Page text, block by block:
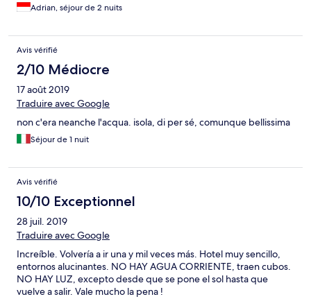
The rest were “broken”, which we found out after asking to be
moved to a different bungalow as the shape of ours was bad
Staff consisted of 10 youths who appeared to have barely hit
puberty and were managed by a hardly communicating man
who appeared to be in charge as he collected receipts and
counted cash. None of the staff spoke more than 5 words of
English, music was being played at all times and they had clearly
never received instructions on what constitutes customer
Adrian, séjour de 2 nuits
Avis vérifié
2/10 Médiocre
17 août 2019
Traduire avec Google
non c'era neanche l'acqua. isola, di per sé, comunque bellissima
Séjour de 1 nuit
Avis vérifié
10/10 Exceptionnel
28 juil. 2019
Traduire avec Google
Increíble. Volvería a ir una y mil veces más. Hotel muy sencillo,
entornos alucinantes. NO HAY AGUA CORRIENTE, traen cubos.
NO HAY LUZ, excepto desde que se pone el sol hasta que
vuelve a salir. Vale mucho la pena !